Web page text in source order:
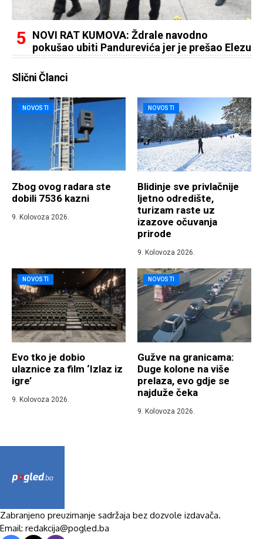
NOVI RAT KUMOVA: Ždrale navodno
pokušao ubiti Pandurevića jer je prešao Elezu
Slični Članci
NOVOSTI
Zbog ovog radara ste
dobili 7536 kazni
9. Kolovoza 2026.
NOVOSTI
Blidinje sve privlačnije
ljetno odredište,
turizam raste uz
izazove očuvanja
prirode
9. Kolovoza 2026.
NOVOSTI
Evo tko je dobio
ulaznice za film ‘Izlaz iz
igre’
9. Kolovoza 2026.
NOVOSTI
Gužve na granicama:
Duge kolone na više
prelaza, evo gdje se
najduže čeka
9. Kolovoza 2026.
Zabranjeno preuzimanje sadržaja bez dozvole izdavača.
Email: redakcija@pogled.ba